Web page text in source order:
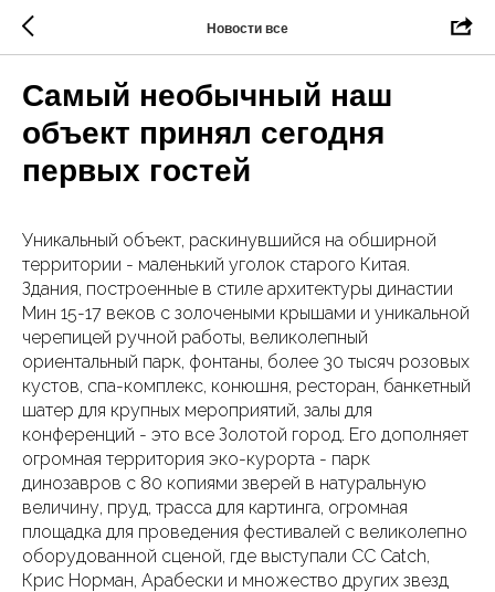
Новости все
Самый необычный наш
объект принял сегодня
первых гостей
Уникальный объект, раскинувшийся на обширной
территории - маленький уголок старого Китая.
Здания, построенные в стиле архитектуры династии
Мин 15-17 веков с золочеными крышами и уникальной
черепицей ручной работы, великолепный
ориентальный парк, фонтаны, более 30 тысяч розовых
кустов, спа-комплекс, конюшня, ресторан, банкетный
шатер для крупных мероприятий, залы для
конференций - это все Золотой город. Его дополняет
огромная территория эко-курорта - парк
динозавров с 80 копиями зверей в натуральную
величину, пруд, трасса для картинга, огромная
площадка для проведения фестивалей с великолепно
оборудованной сценой, где выступали СС Catch,
Крис Норман, Арабески и множество других звезд